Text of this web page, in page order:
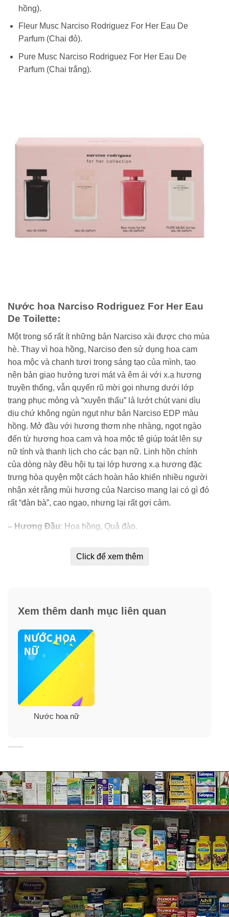
hồng).
Fleur Musc Narciso Rodriguez For Her Eau De
Parfum (Chai đỏ).
Pure Musc Narciso Rodriguez For Her Eau De
Parfum (Chai trắng).
Nước hoa Narciso Rodriguez For Her Eau
De Toilette:
Một trong số rất ít những bản Narciso xài được cho mùa
hè. Thay vì hoa hồng, Narciso đen sử dụng hoa cam
hoa mộc và chanh tươi trong sáng tạo của mình, tạo
nên bản giao hưởng tươi mát và êm ái với x.ạ hương
truyền thống, vẫn quyến rũ mời gọi nhưng dưới lớp
trang phục mỏng và “xuyên thấu” lả lướt chút vani dìu
dịu chứ không ngùn ngụt như bản Narciso EDP màu
hồng. Mở đầu với hương thơm nhẹ nhàng, ngọt ngào
đến từ hương hoa cam và hoa mộc tê giúp toát lên sự
nữ tính và thanh lịch cho các bạn nữ. Linh hồn chính
của dòng này đều hội tụ tại lớp hương x.ạ hương đặc
trưng hòa quyện một cách hoàn hảo khiến nhiều người
nhận xét rằng mùi hương của Narciso mang lại có gì đó
rất “đàn bà”, cao ngạo, nhưng lại rất gợi cảm.
– Hương Đầu: Hoa hồng, Quả đào.
: X.ạ hương, H.ổ phách.
Nước hoa Narciso Rodriguez For Her Eau
De Parfum:
được mở đầu một cách khá nhẹ nhàng và dễ chịu với
một thoáng hương đào đầy tươi mát kết hợp với những
cánh hoa hồng rực rỡ, sau đó là chút x.ạ hương nhẹ
nhàng hòa quyện vào bên lớp hoa hồng. Tiếp đến là
mùi đào dần biến mất nhường chỗ cho các mùi hương
hoa hồng dễ chịu. Nhưng dường như vẫn chưa đủ, vẫn
Click để xem thêm
Xem thêm danh mục liên quan
Nước hoa nữ